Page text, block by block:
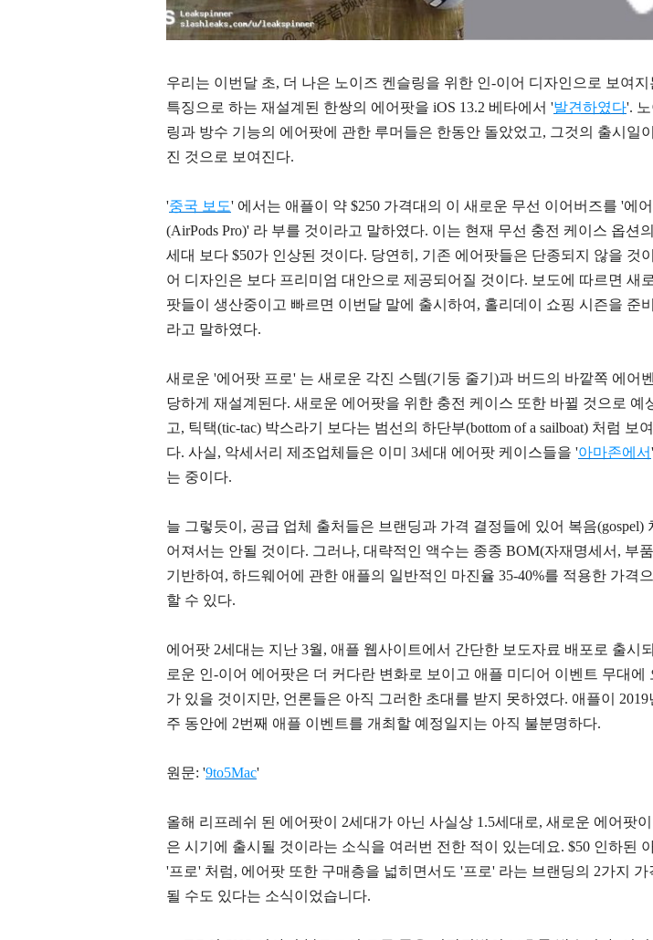
우리는 이번달 초, 더 나은 노이즈 켄슬링을 위한 인-이어 디자인으로 보여지
특징으로 하는 재설계된 한쌍의 에어팟을 iOS 13.2 베타에서 '발견하였다'.
링과 방수 기능의 에어팟에 관한 루머들은 한동안 돌았었고, 그것의 출시일
진 것으로 보여진다.
'중국 보도' 에서는 애플이 약 $250 가격대의 이 새로운 무선 이어버즈를 '에
(AirPods Pro)' 라 부를 것이라고 말하였다. 이는 현재 무선 충전 케이스 옵션
세대 보다 $50가 인상된 것이다. 당연히, 기존 에어팟들은 단종되지 않을 것
어 디자인은 보다 프리미엄 대안으로 제공되어질 것이다. 보도에 따르면 새
팟들이 생산중이고 빠르면 이번달 말에 출시하여, 홀리데이 쇼핑 시즌을 준
라고 말하였다.
새로운 '에어팟 프로' 는 새로운 각진 스템(기둥 줄기)과 버드의 바깥쪽 에어
당하게 재설계된다. 새로운 에어팟을 위한 충전 케이스 또한 바뀔 것으로 예
고, 틱택(tic-tac) 박스라기 보다는 범선의 하단부(bottom of a sailboat) 처럼 보
다. 사실, 악세서리 제조업체들은 이미 3세대 에어팟 케이스들을 '아마존에서
는 중이다.
늘 그렇듯이, 공급 업체 출처들은 브랜딩과 가격 결정들에 있어 복음(gospel)
어져서는 안될 것이다. 그러나, 대략적인 액수는 종종 BOM(자재명세서, 부
기반하여, 하드웨어에 관한 애플의 일반적인 마진율 35-40%를 적용한 가격
할 수 있다.
에어팟 2세대는 지난 3월, 애플 웹사이트에서 간단한 보도자료 배포로 출시
로운 인-이어 에어팟은 더 커다란 변화로 보이고 애플 미디어 이벤트 무대에
가 있을 것이지만, 언론들은 아직 그러한 초대를 받지 못하였다. 애플이 2019
주 동안에 2번째 애플 이벤트를 개최할 예정일지는 아직 불분명하다.
원문: '9to5Mac'
올해 리프레쉬 된 에어팟이 2세대가 아닌 사실상 1.5세대로, 새로운 에어팟
은 시기에 출시될 것이라는 소식을 여러번 전한 적이 있는데요. $50 인하된
'프로' 처럼, 에어팟 또한 구매층을 넓히면서도 '프로' 라는 브랜딩의 2가지 가
될 수도 있다는 소식이었습니다.